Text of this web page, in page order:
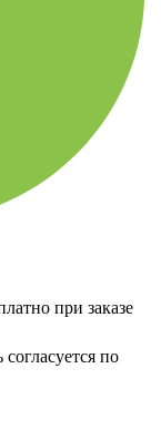
при заказе
по